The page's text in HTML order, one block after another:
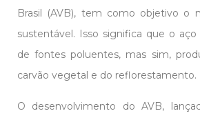
Brasil (AVB), tem como objetivo o
sustentável. Isso significa que o
de fontes poluentes, mas sim,
carvão vegetal e do reflorestamento.
O desenvolvimento do AVB,